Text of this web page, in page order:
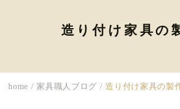
造り付け家具の
home /家具職人ブログ /造り付け家具の製